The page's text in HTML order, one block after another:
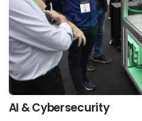
AI & Cybersecurity